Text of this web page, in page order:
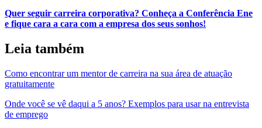
Quer seguir carreira corporativa? Conheça a Conferência Ene
e fique cara a cara com a empresa dos seus sonhos!
Leia também
Como encontrar um mentor de carreira na sua área de atuação
gratuitamente
Onde você se vê daqui a 5 anos? Exemplos para usar na entrevista
de emprego